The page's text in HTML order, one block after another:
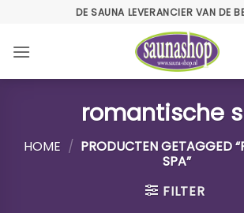
inhoud
DE SAUNA LEVERANCIER VAN DE
romantische
HOME / PRODUCTEN GETAGGED
SPA”
FILTER